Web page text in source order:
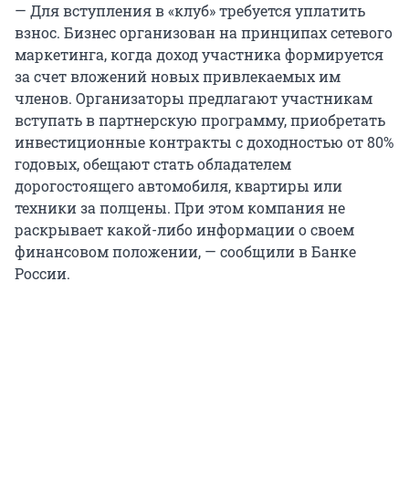
— Для вступления в «клуб» требуется уплатить
взнос. Бизнес организован на принципах сетевого
маркетинга, когда доход участника формируется
за счет вложений новых привлекаемых им
членов. Организаторы предлагают участникам
вступать в партнерскую программу, приобретать
инвестиционные контракты с доходностью от 80%
годовых, обещают стать обладателем
дорогостоящего автомобиля, квартиры или
техники за полцены. При этом компания не
раскрывает какой-либо информации о своем
финансовом положении, — сообщили в Банке
России.